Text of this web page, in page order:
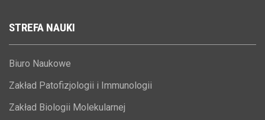
STREFA NAUKI
Biuro Naukowe
Zakład Patofizjologii i Immunologii
Zakład Biologii Molekularnej